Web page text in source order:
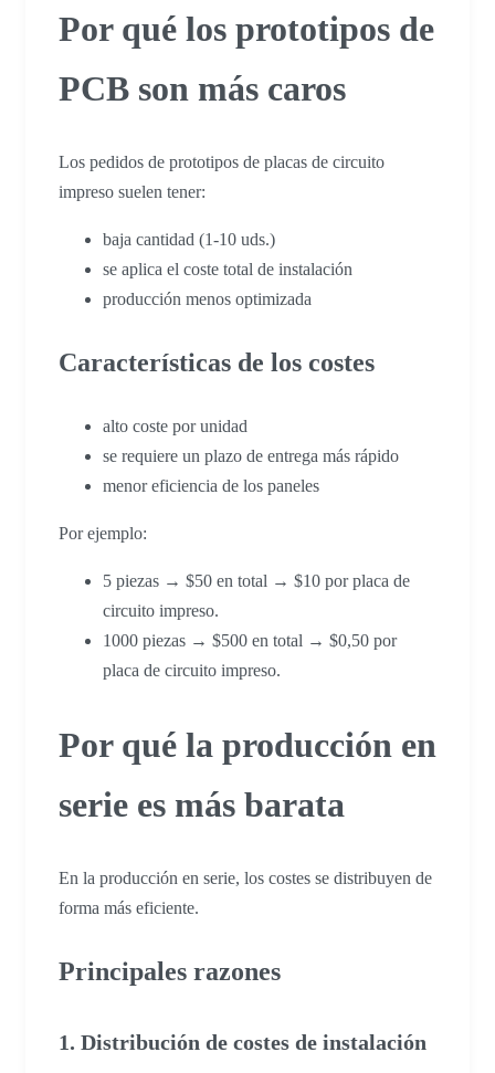
Por qué los prototipos de
PCB son más caros
Los pedidos de prototipos de placas de circuito
impreso suelen tener:
baja cantidad (1-10 uds.)
se aplica el coste total de instalación
producción menos optimizada
Características de los costes
alto coste por unidad
se requiere un plazo de entrega más rápido
menor eficiencia de los paneles
Por ejemplo:
5 piezas → $50 en total → $10 por placa de
circuito impreso.
1000 piezas → $500 en total → $0,50 por
placa de circuito impreso.
Por qué la producción en
serie es más barata
En la producción en serie, los costes se distribuyen de
forma más eficiente.
Principales razones
1. Distribución de costes de instalación